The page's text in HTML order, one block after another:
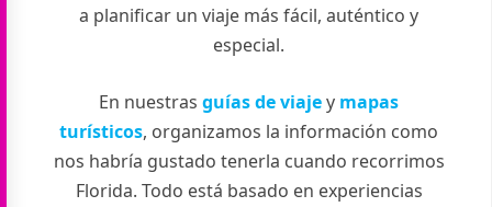
a planificar un viaje más fácil, auténtico y
especial.
En nuestras guías de viajey mapas
turísticos, organizamos la información como
nos habría gustado tenerla cuando recorrimos
Florida. Todo está basado en experiencias